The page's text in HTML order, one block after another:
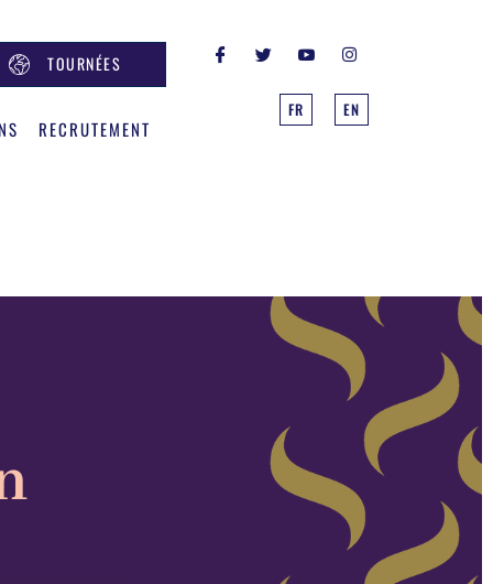
TOURNÉES
RECRUTEMENT
FR EN